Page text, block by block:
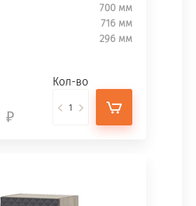
700 мм
716 мм
296 мм
Кол-во